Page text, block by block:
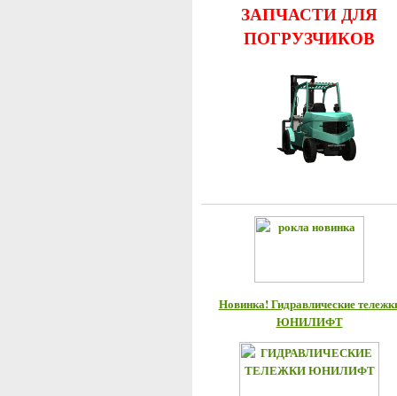
ЗАПЧАСТИ ДЛЯ
ПОГРУЗЧИКОВ
Новинка! Гидравлические
ЮНИЛИФТ